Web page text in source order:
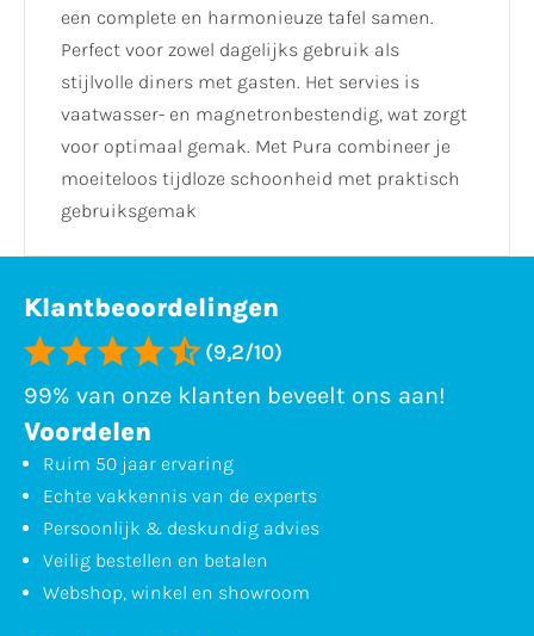
een complete en harmonieuze tafel samen.
Perfect voor zowel dagelijks gebruik als
stijlvolle diners met gasten. Het servies is
vaatwasser- en magnetronbestendig, wat zorgt
voor optimaal gemak. Met Pura combineer je
moeiteloos tijdloze schoonheid met praktisch
gebruiksgemak
Klantbeoordelingen
(9,2/10)
99% van onze klanten beveelt ons aan!
Voordelen
Ruim 50 jaar ervaring
Echte vakkennis van de experts
Persoonlijk & deskundig advies
Veilig bestellen en betalen
Webshop, winkel en showroom